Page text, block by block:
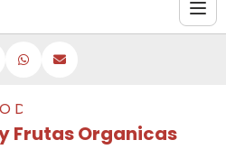
DE DELIVERY FRUTAS
Frutas Organicas